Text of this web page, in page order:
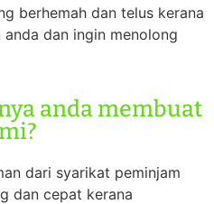
berhemah dan telus kerana
dan ingin menolong
anda membuat
dari syarikat peminjam
dan cepat kerana